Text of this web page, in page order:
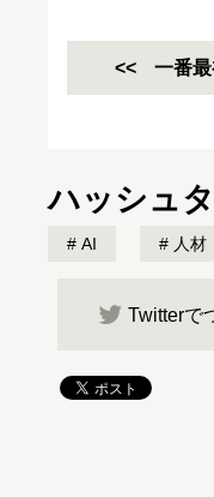
一番
ハッシュ
AI 人材
Twitterで